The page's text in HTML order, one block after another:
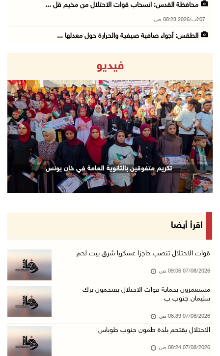
محافظة القدس: انسحاب قوات الاحتلال من مخيم قل ...
07/آب/2026 08:23 ص
الطقس: أجواء صافية صيفية والحرارة حول معدلها ...
تواصل انتهاكات الاحتلال والمستعمرين: اعتقالات ...
06/آب/2026 11:53 م
الاحتلال يخطر باقتلاع أشجار من 310 دونمات وال ...
06/آب/2026 11:14 م
قوات الاحتلال تقتحم يعبد جنوب غرب جنين
06/آب/2026 10:49 م
48 إصابة منذ بدء عدوان الاحتلال على مخيم قلند ...
06/آب/2026 10:45 م
الاحتلال يعتقل شابين من المغير
وزير الداخلية يبحث مع مكافحة المخدرات الدولي ...
رئيس بلدية الخليل يطلع وفدا أميركيا على تطورا ...
06/آب/2026 09:59 م
06/آب/2026 09:17 م
إصابة مسن بجروح ورضوض إثر اعتداء جيش الاحتلال ...
06/آب/2026 09:13 م
ورشة توصي بخطة عاجلة لاستعادة التعليم الوجاهي ...
فيديو
تكريم متفوقين بالثانوية العامة في خان يونس
Next
اقرأ أيضا
قوات الاحتلال تنصب حاجزا عسكريا شرق بيت لحم
07/08/2026 09:06 ص
مستعمرون بحماية قوات الاحتلال يقتحمون برك
سليمان جنوب ب
07/08/2026 08:39 ص
الاحتلال يقتحم بلدة طمون جنوب طوباس
07/08/2026 08:24 ص